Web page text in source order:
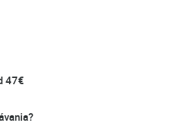
47€